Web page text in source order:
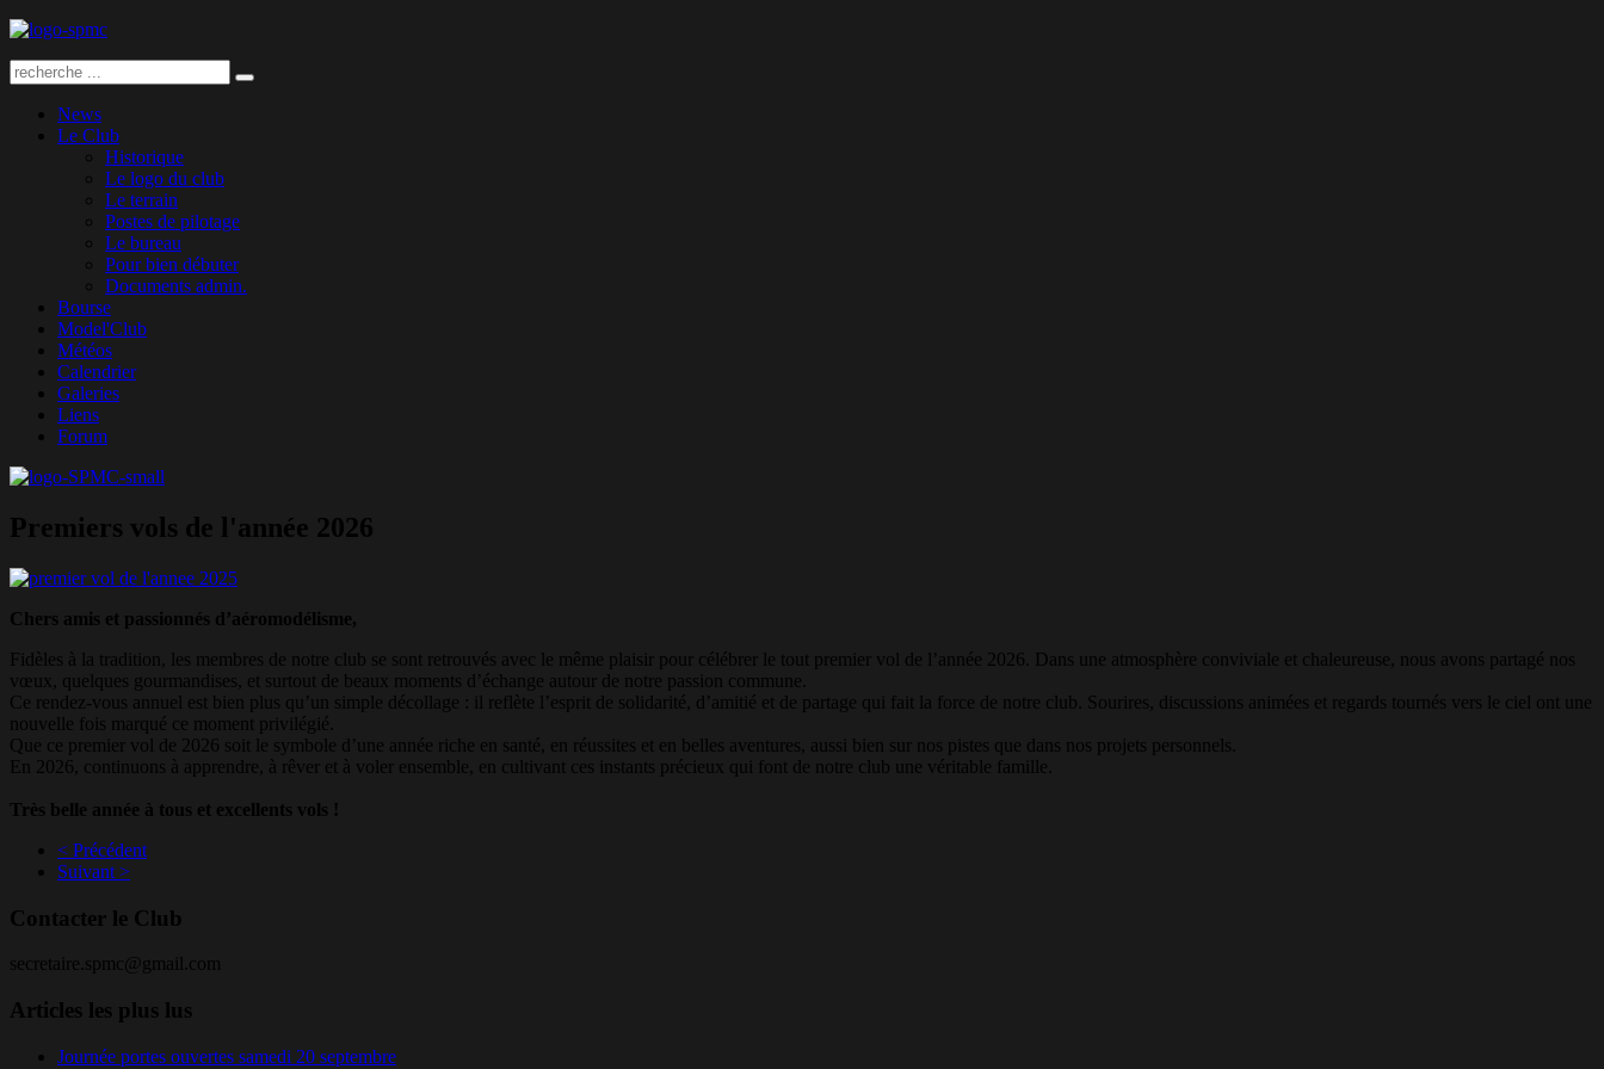
News
Le Club
Historique
Le logo du club
Le terrain
Postes de pilotage
Le bureau
Pour bien débuter
Documents admin.
Bourse
Model'Club
Météos
Calendrier
Galeries
Liens
Forum
Premiers vols de l'année 2026
Chers amis et passionnés d’aéromodélisme,
Fidèles à la tradition, les membres de notre club se sont retrouvés avec le même plaisir pour célébrer le tout premier vol de l’année 2026. Dans une atmosphère conviviale et chaleureuse, nous avons partagé nos
vœux, quelques gourmandises, et surtout de beaux moments d’échange autour de notre passion commune.
Ce rendez-vous annuel est bien plus qu’un simple décollage : il reflète l’esprit de solidarité, d’amitié et de partage qui fait la force de notre club. Sourires, discussions animées et regards tournés vers le ciel ont une
nouvelle fois marqué ce moment privilégié.
Que ce premier vol de 2026 soit le symbole d’une année riche en santé, en réussites et en belles aventures, aussi bien sur nos pistes que dans nos projets personnels.
En 2026, continuons à apprendre, à rêver et à voler ensemble, en cultivant ces instants précieux qui font de notre club une véritable famille.
Très belle année à tous et excellents vols !
< Précédent
Suivant >
Contacter le Club
secretaire.spmc@gmail.com
Articles les plus lus
Journée portes ouvertes samedi 20 septembre